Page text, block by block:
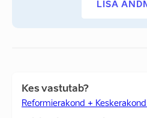
LISA
Kes vastutab?
Reformierakond +